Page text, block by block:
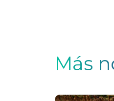
Más